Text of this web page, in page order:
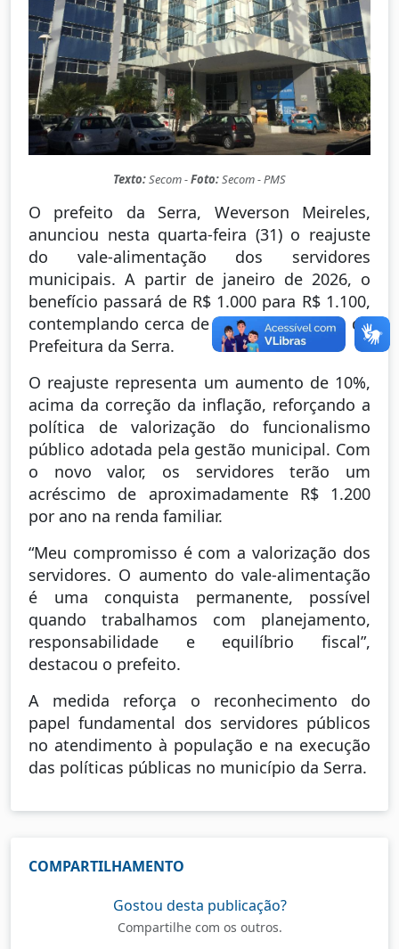
Texto:Secom -Foto:Secom - PMS
O prefeito da Serra, Weverson Meireles,
anunciou nesta quarta-feira (31) o reajuste
do vale-alimentação dos servidores
municipais. A partir de janeiro de 2026, o
benefício passará de R$ 1.000 para R$ 1.100,
contemplando cerca de 12 mil servidores da
Prefeitura da Serra.
O reajuste representa um aumento de 10%,
acima da correção da inflação, reforçando a
política de valorização do funcionalismo
público adotada pela gestão municipal. Com
o novo valor, os servidores terão um
acréscimo de aproximadamente R$ 1.200
por ano na renda familiar.
“Meu compromisso é com a valorização dos
servidores. O aumento do vale-alimentação
é uma conquista permanente, possível
quando trabalhamos com planejamento,
responsabilidade e equilíbrio fiscal”,
destacou o prefeito.
A medida reforça o reconhecimento do
papel fundamental dos servidores públicos
no atendimento à população e na execução
das políticas públicas no município da Serra.
COMPARTILHAMENTO
Gostou desta publicação?
Compartilhe com os outros.